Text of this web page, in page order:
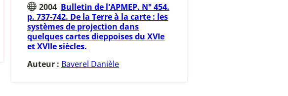
2004 Bulletin de l'APMEP. N° 454.
p. 737-742. De la Terre à la carte : les
systèmes de projection dans
quelques cartes dieppoises du XVIe
et XVIIe siècles.
Auteur : Baverel Danièle